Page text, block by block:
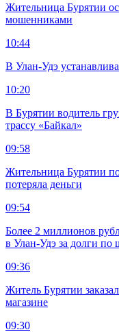
Жительница Бурятии
мошенниками
10:44
В Улан-Удэ
10:20
В Бурятии водитель
трассу «Байкал»
09:58
Жительница Бурятии
потеряла деньги
09:54
Более 2 миллионов
в Улан-Удэ за долги по
09:36
Житель Бурятии
магазине
09:30